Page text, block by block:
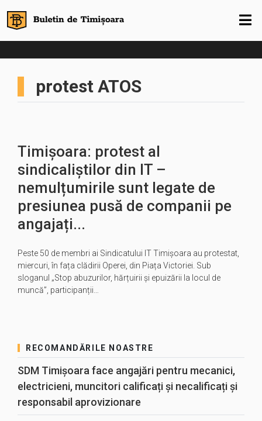
protest ATOS
Timișoara: protest al
sindicaliștilor din IT –
nemulțumirile sunt legate de
presiunea pusă de companii pe
angajați...
Peste 50 de membri ai Sindicatului IT Timișoara au protestat,
miercuri, în fața clădirii Operei, din Piața Victoriei. Sub
sloganul „Stop abuzurilor, hărțuirii și epuizării la locul de
muncă”, participanții…
RECOMANDĂRILE NOASTRE
SDM Timișoara face angajări pentru mecanici,
electricieni, muncitori calificați și necalificați și
responsabil aprovizionare